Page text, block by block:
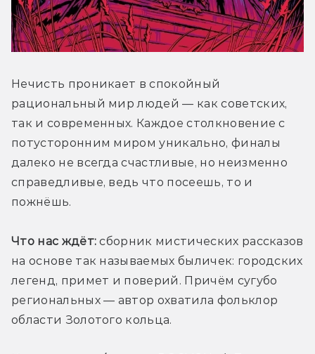
Нечисть проникает в спокойный
рациональный мир людей — как советских,
так и современных. Каждое столкновение с
потусторонним миром уникально, финалы
далеко не всегда счастливые, но неизменно
справедливые, ведь что посеешь, то и
пожнёшь.
Что нас ждёт: сборник мистических рассказов
на основе так называемых быличек: городских
легенд, примет и поверий. Причём сугубо
региональных — автор охватила фольклор
области Золотого кольца.